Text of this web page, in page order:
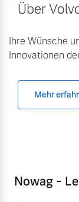
Über
Ihre Wünsche
Innovationen
Mehr
Nowag -